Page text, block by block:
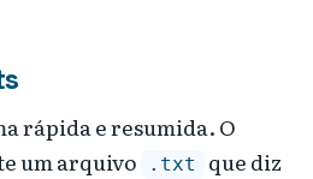
rápida e resumida. O
um arquivo .txt
que diz